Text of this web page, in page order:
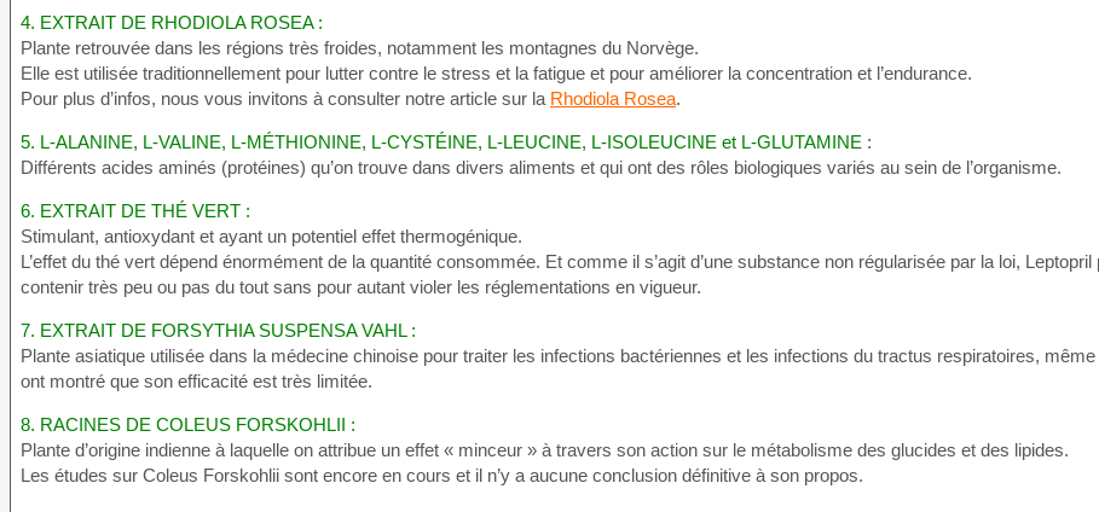
4. EXTRAIT DE RHODIOLA ROSEA :
Plante retrouvée dans les régions très froides, notamment les montagnes du Norvège.
Elle est utilisée traditionnellement pour lutter contre le stress et la fatigue et pour améliorer la concentration et l’endurance.
Pour plus d’infos, nous vous invitons à consulter notre article sur la Rhodiola Rosea.
5. L-ALANINE, L-VALINE, L-MÉTHIONINE, L-CYSTÉINE, L-LEUCINE, L-ISOLEUCINE et L-GLUTAMINE :
Différents acides aminés (protéines) qu’on trouve dans divers aliments et qui ont des rôles biologiques variés au sein de l’organisme.
6. EXTRAIT DE THÉ VERT :
Stimulant, antioxydant et ayant un potentiel effet thermogénique.
L’effet du thé vert dépend énormément de la quantité consommée. Et comme il s’agit d’une substance non régularisée par la loi, Leptopril
contenir très peu ou pas du tout sans pour autant violer les réglementations en vigueur.
7. EXTRAIT DE FORSYTHIA SUSPENSA VAHL :
Plante asiatique utilisée dans la médecine chinoise pour traiter les infections bactériennes et les infections du tractus respiratoires,
ont montré que son efficacité est très limitée.
8. RACINES DE COLEUS FORSKOHLII :
Plante d’origine indienne à laquelle on attribue un effet « minceur » à travers son action sur le métabolisme des glucides et des lipides.
Les études sur Coleus Forskohlii sont encore en cours et il n’y a aucune conclusion définitive à son propos.